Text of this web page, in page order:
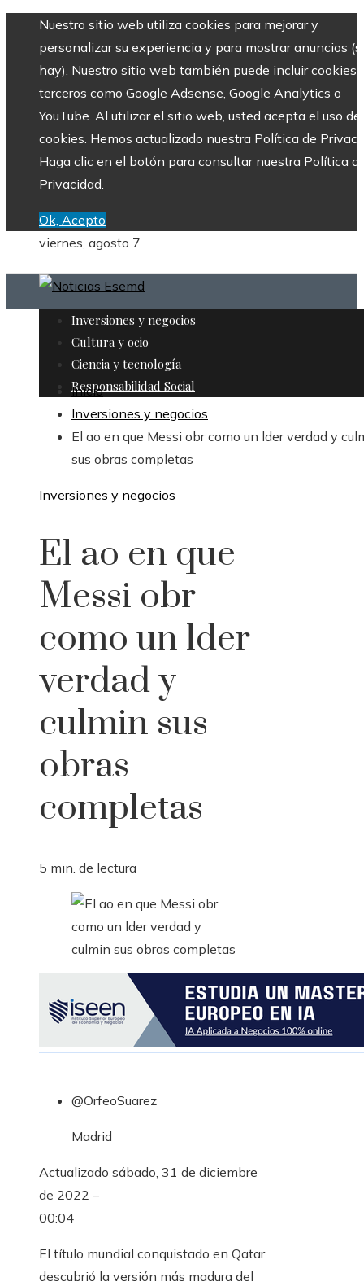
Nuestro sitio web utiliza cookies para mejorar y
personalizar su experiencia y para mostrar anuncios
hay). Nuestro sitio web también puede incluir cookies
terceros como Google Adsense, Google Analytics o
YouTube. Al utilizar el sitio web, usted acepta el uso de
cookies. Hemos actualizado nuestra Política de
Haga clic en el botón para consultar nuestra Política
Privacidad.
Ok, Acepto
viernes, agosto 7
Inversiones y negocios
Cultura y ocio
Ciencia y tecnología
Responsabilidad Social
Inicio
Inversiones y negocios
El ao en que Messi obr como un lder verdad y
sus obras completas
Inversiones y negocios
El ao en que
Messi obr
como un lder
verdad y
culmin sus
obras
completas
5 min. de lectura
@OrfeoSuarez
Madrid
Actualizado sábado, 31 de diciembre
de 2022 –
00:04
El título mundial conquistado en Qatar
descubrió la versión más madura del